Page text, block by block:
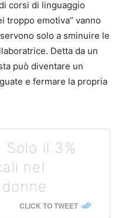
corsi di linguaggio
troppo emotiva” vanno
solo a sminuire le
Detta da un
può diventare un
e fermare la propria
Solo il 3%
nel
CLICK TO TWEET